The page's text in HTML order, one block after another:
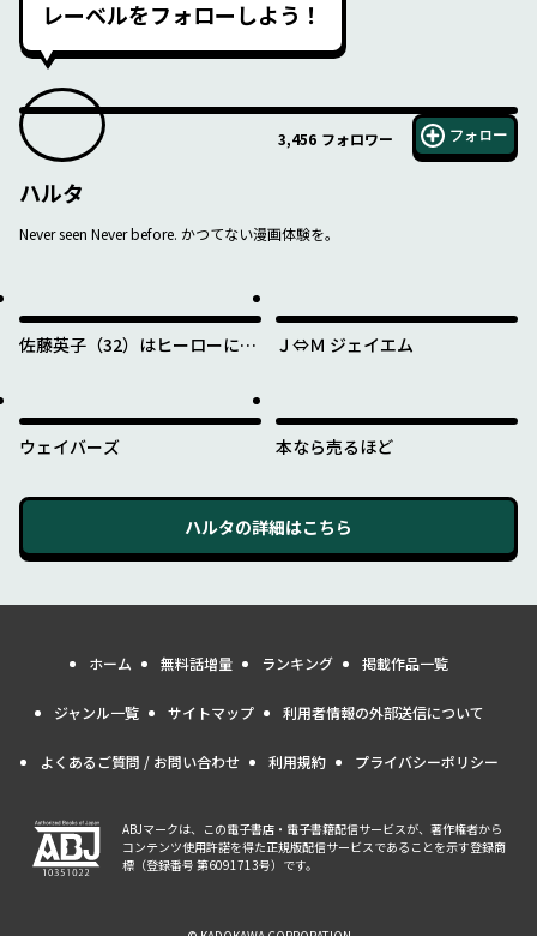
レーベルをフォローしよう！
3,456 フォロワー フォロー
ハルタ
Never seen Never before. かつてない漫画体験を。
佐藤英子（32）はヒーローにな
Ｊ⇔Ｍ ジェイエム
ウェイバーズ 本なら売るほど
ハルタの詳細はこちら
ホーム 無料話増量 ランキング 掲載作品一覧
ジャンル一覧 サイトマップ 利用者情報の外部送信について
よくあるご質問 / お問い合わせ 利用規約 プライバシーポリシー
ABJマークは、この電子書店・電子書籍配信サービスが、著作権者から
コンテンツ使用許諾を得た正規版配信サービスであることを示す登録商
標（登録番号 第6091713号）です。